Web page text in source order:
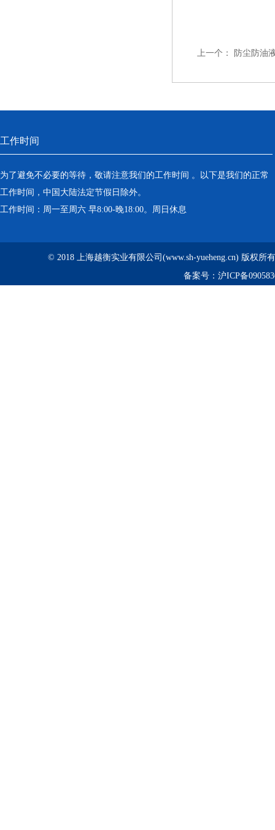
上一个： 防尘防油
工作时间
为了避免不必要的等待，敬请注意我们的工作时间 。以下是我们的正常
工作时间，中国大陆法定节假日除外。
工作时间：周一至周六 早8:00-晚18:00。周日休息
© 2018 上海越衡实业有限公司(www.sh-yueheng.cn) 版权所
备案号： 沪ICP备